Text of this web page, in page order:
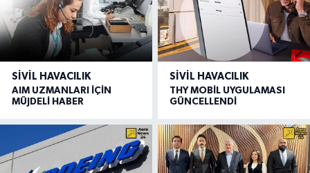
SIVIL HAVACILIK
AIM UZMANLARI İÇİN
MÜJDELİ HABER
SIVIL HAVACILIK
THY MOBİL UYGULAMASI
GÜNCELLENDİ